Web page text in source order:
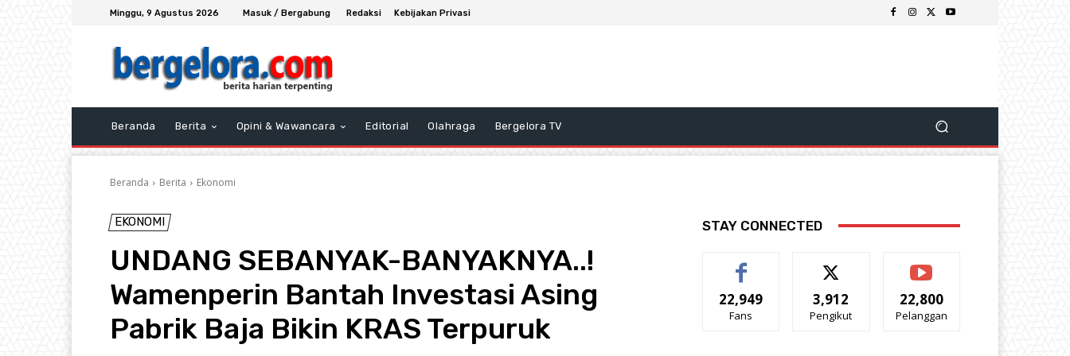
Minggu, 9 Agustus 2026 Masuk / Bergabung Redaksi Kebijakan Privasi
Beranda Berita Opini & Wawancara Editorial Olahraga Bergelora TV
Beranda Berita Ekonomi
EKONOMI
UNDANG SEBANYAK-BANYAKNYA..!
Wamenperin Bantah Investasi Asing
Pabrik Baja Bikin KRAS Terpuruk
STAY CONNECTED
22,949
Fans
3,912
Pengikut
22,800
Pelanggan